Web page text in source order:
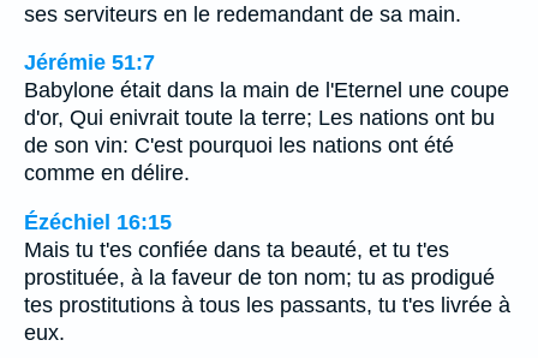
ses serviteurs en le redemandant de sa main.
Jérémie 51:7
Babylone était dans la main de l'Eternel une coupe
d'or, Qui enivrait toute la terre; Les nations ont bu
de son vin: C'est pourquoi les nations ont été
comme en délire.
Ézéchiel 16:15
Mais tu t'es confiée dans ta beauté, et tu t'es
prostituée, à la faveur de ton nom; tu as prodigué
tes prostitutions à tous les passants, tu t'es livrée à
eux.